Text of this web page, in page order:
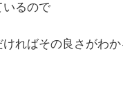
いるので
ればその良さがわか